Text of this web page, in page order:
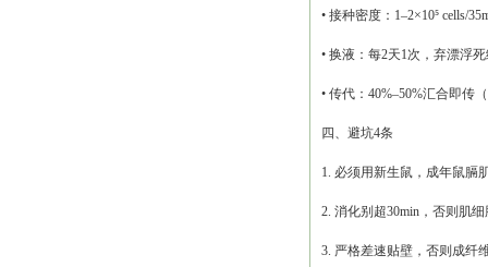
• 接种密度：1–2×10⁵ cells/
• 换液：每2天1次，弃漂浮
• 传代：40%–50%汇合即传
四、避坑4条
1. 必须用新生鼠，成年鼠膈
2. 消化别超30min，否则肌
3. 严格差速贴壁，否则成纤